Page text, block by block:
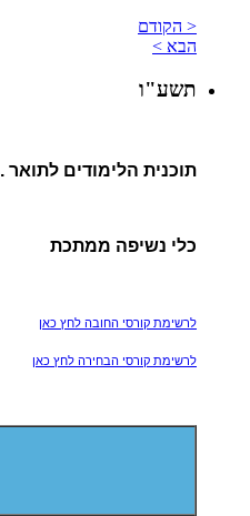
< הקודם
הבא >
תשע"ו
תוכנית הלימודים לתואר .B.Mus במסלול חד-חוגי
כלי נשיפה ממתכת
לרשימת קורסי החובה לחץ כאן
לרשימת קורסי הבחירה לחץ כאן